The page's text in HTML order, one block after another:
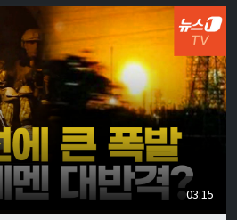
03:15